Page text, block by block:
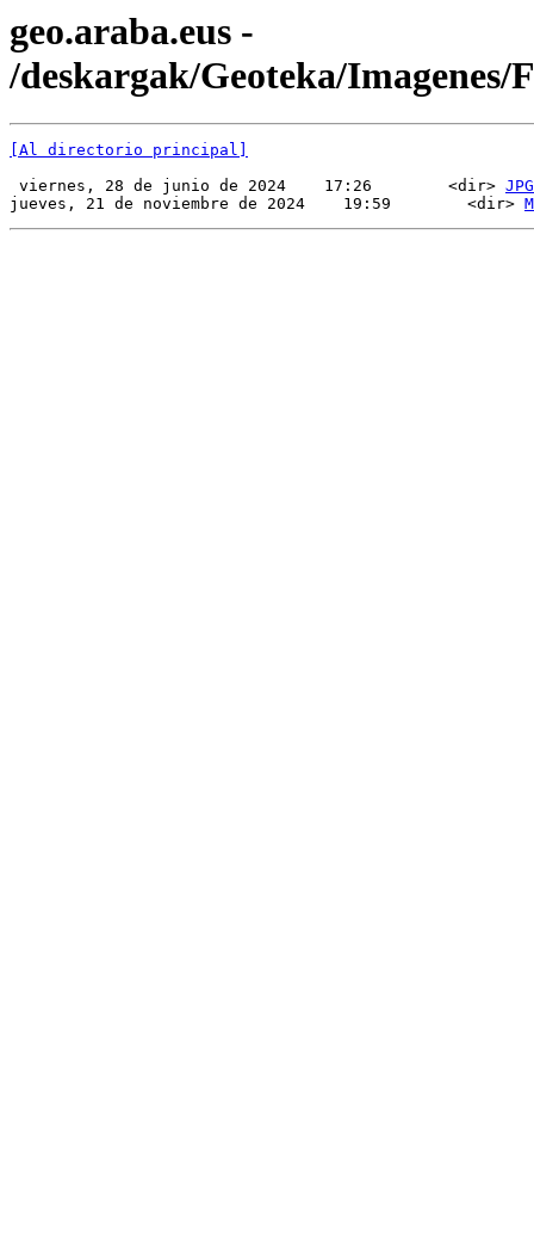
geo.araba.eus -
/deskargak/Geoteka/Imagenes/
[Al directorio principal]
viernes, 28 de junio de 2024    17:26        <dir> JPG
jueves, 21 de noviembre de 2024    19:59        <dir>